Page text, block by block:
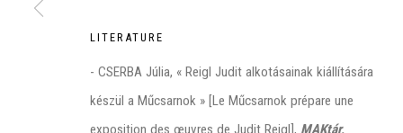
CONTACT : inventaire@judit-reigl.com
LITERATURE
- CSERBA Júlia, « Reigl Judit alkotásainak kiállítására
készül a Műcsarnok » [Le Műcsarnok prépare une
exposition des œuvres de Judit Reigl], MAKtár,